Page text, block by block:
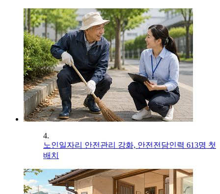
4.
노인일자리 안전관리 강화, 안전전담인력 613명 첫
배치